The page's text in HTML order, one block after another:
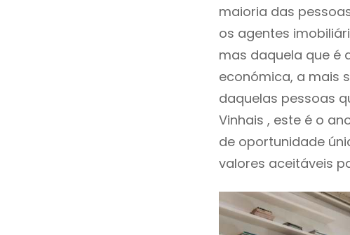
maioria das
os agentes
mas daquela que é
económica, a mais
daquelas pessoas
Vinhais , este é o
de oportunidade
valores aceitáveis